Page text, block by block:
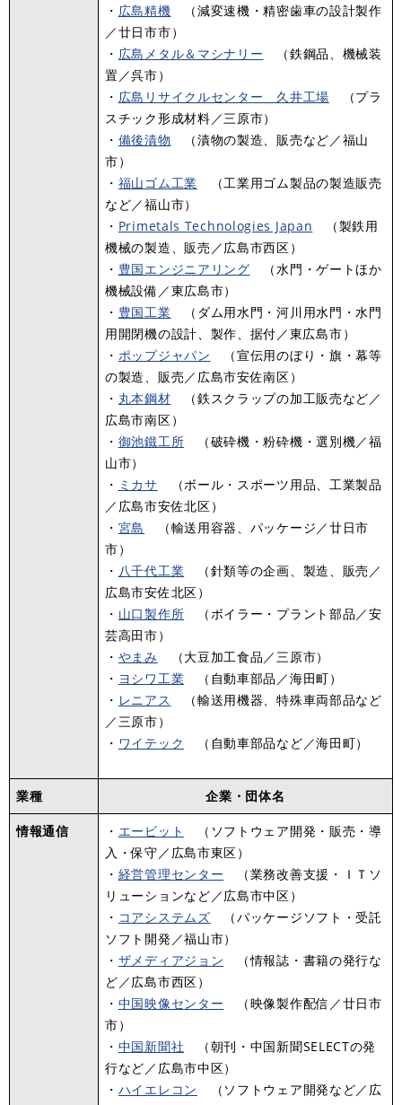
・ 広島精機 （減変速機・精密歯車の設計製作
／廿日市市）
・ 広島メタル＆マシナリー （鉄鋼品、機械装
置／呉市）
・ 広島リサイクルセンター 久井工場 （プラ
スチック形成材料／三原市）
・ 備後漬物 （漬物の製造、販売など／福山
市）
・ 福山ゴム工業 （工業用ゴム製品の製造販売
など／福山市）
・ Primetals Technologies Japan （製鉄用
機械の製造、販売／広島市西区）
・ 豊国エンジニアリング （水門・ゲートほか
機械設備／東広島市）
・ 豊国工業 （ダム用水門・河川用水門・水門
用開閉機の設計、製作、据付／東広島市）
・ ポップジャパン （宣伝用のぼり・旗・幕等
の製造、販売／広島市安佐南区）
・ 丸本鋼材 （鉄スクラップの加工販売など／
広島市南区）
・ 御池鐵工所 （破砕機・粉砕機・選別機／福
山市）
・ ミカサ （ボール・スポーツ用品、工業製品
／広島市安佐北区）
・ 宮島
（輸送用容器、パッケージ／廿日市
市）
・ 八千代工業 （針類等の企画、製造、販売／
広島市安佐北区）
・ 山口製作所 （ボイラー・プラント部品／安
芸高田市）
・ やまみ （大豆加工食品／三原市）
・ ヨシワ工業 （自動車部品／海田町）
・ レニアス
（輸送用機器、特殊車両部品など
／三原市）
・ ワイテック （自動車部品など／海田町）
業種 企業・団体名
情報通信 ・ エービット
（ソフトウェア開発・販売・導
入・保守／広島市東区）
・ 経営管理センター （業務改善支援・ＩＴソ
リューションなど／広島市中区）
・ コアシステムズ （パッケージソフト・受託
ソフト開発／福山市）
・ ザメディアジョン （情報誌・書籍の発行な
ど／広島市西区）
・ 中国映像センター （映像製作配信／廿日市
市）
・ 中国新聞社 （朝刊・中国新聞SELECTの発
行など／広島市中区）
・ ハイエレコン
（ソフトウェア開発など／広